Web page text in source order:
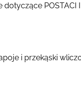
POSTACI
i przekąski